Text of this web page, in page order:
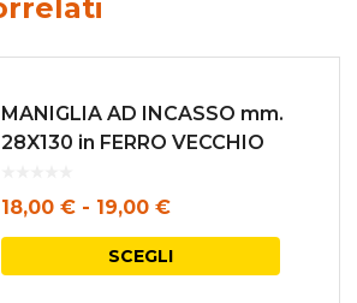
MANIGLIA AD INCASSO mm.
28X130 in FERRO VECCHIO
18,00 € - 19,00 €Fascia
di
prezzo:
SCEGLI
Questo